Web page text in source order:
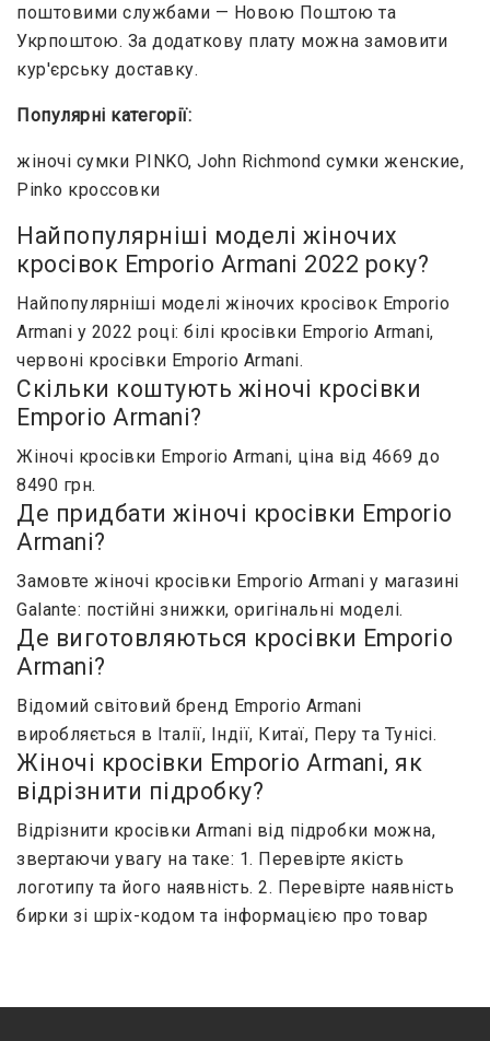
поштовими службами — Новою Поштою та
Укрпоштою. За додаткову плату можна замовити
кур'єрську доставку.
Популярні категорії:
жіночі сумки PINKO, John Richmond сумки женские,
Pinko кроссовки
Найпопулярніші моделі жіночих
кросівок Emporio Armani 2022 року?
Найпопулярніші моделі жіночих кросівок Emporio
Armani у 2022 році: білі кросівки Emporio Armani,
червоні кросівки Emporio Armani.
Скільки коштують жіночі кросівки
Emporio Armani?
Жіночі кросівки Emporio Armani, ціна від 4669 до
8490 грн.
Де придбати жіночі кросівки Emporio
Armani?
Замовте жіночі кросівки Emporio Armani у магазині
Galante: постійні знижки, оригінальні моделі.
Де виготовляються кросівки Emporio
Armani?
Відомий світовий бренд Emporio Armani
виробляється в Італії, Індії, Китаї, Перу та Тунісі.
Жіночі кросівки Emporio Armani, як
відрізнити підробку?
Відрізнити кросівки Armani від підробки можна,
звертаючи увагу на таке: 1. Перевірте якість
логотипу та його наявність. 2. Перевірте наявність
бирки зі шріх-кодом та інформацією про товар